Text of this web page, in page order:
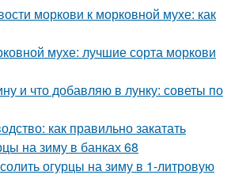
моркови к морковной мухе: как
мухе: лучшие сорта моркови
и что добавляю в лунку: советы по
как правильно закатать
на зиму в банках 68
огурцы на зиму в 1-литровую